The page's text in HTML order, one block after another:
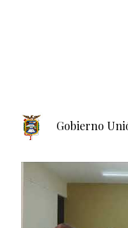
Gobierno